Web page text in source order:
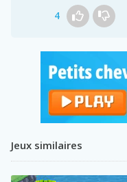
4
Jeux similaires